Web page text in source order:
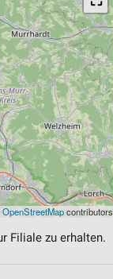
OpenStreetMapcontributors
Filiale zu erhalten.